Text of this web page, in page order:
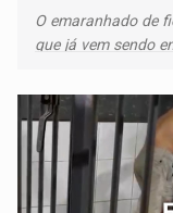
O emaranhado de
que já vem sendo